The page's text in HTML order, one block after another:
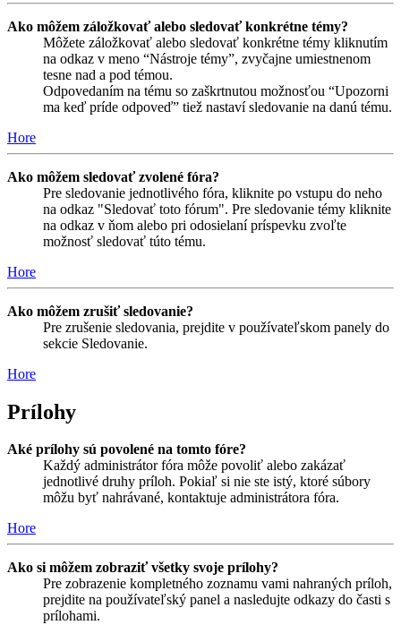
Ako môžem záložkovať alebo sledovať konkrétne témy?
Môžete záložkovať alebo sledovať konkrétne témy kliknutím
na odkaz v meno “Nástroje témy”, zvyčajne umiestnenom
tesne nad a pod témou.
Odpovedaním na tému so zaškrtnutou možnosťou “Upozorni
ma keď príde odpoveď” tiež nastaví sledovanie na danú tému.
Hore
Ako môžem sledovať zvolené fóra?
Pre sledovanie jednotlivého fóra, kliknite po vstupu do neho
na odkaz "Sledovať toto fórum". Pre sledovanie témy kliknite
na odkaz v ňom alebo pri odosielaní príspevku zvoľte
možnosť sledovať túto tému.
Hore
Ako môžem zrušiť sledovanie?
Pre zrušenie sledovania, prejdite v používateľskom panely do
sekcie Sledovanie.
Hore
Prílohy
Aké prílohy sú povolené na tomto fóre?
Každý administrátor fóra môže povoliť alebo zakázať
jednotlivé druhy príloh. Pokiaľ si nie ste istý, ktoré súbory
môžu byť nahrávané, kontaktuje administrátora fóra.
Hore
Ako si môžem zobraziť všetky svoje prílohy?
Pre zobrazenie kompletného zoznamu vami nahraných príloh,
prejdite na používateľský panel a nasledujte odkazy do časti s
prílohami.